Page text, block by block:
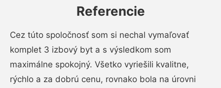
Referencie
Cez túto spoločnosť som si nechal vymaľovať
komplet 3 izbový byt a s výsledkom som
maximálne spokojný. Všetko vyriešili kvalitne,
rýchlo a za dobrú cenu, rovnako bola na úrovni